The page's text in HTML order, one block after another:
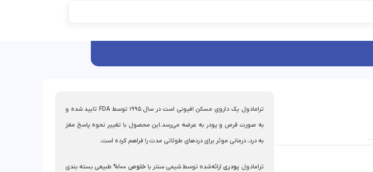
ترامادول یک داروی مسکن افیونی است در سال 1995 توسط FDA تایید شده و
به صورت قرص و پودر به عرضه می‌رسد.این محصول با تغییر نحوه پاسخ مغز
به درد، درمانی موثر برای دردهای طولاتی مدت را فراهم کرده است.
ترامادول پودریارائه‌شده توسط شیمی سنتر باخلوص 100%
طبیعی بسته بندی